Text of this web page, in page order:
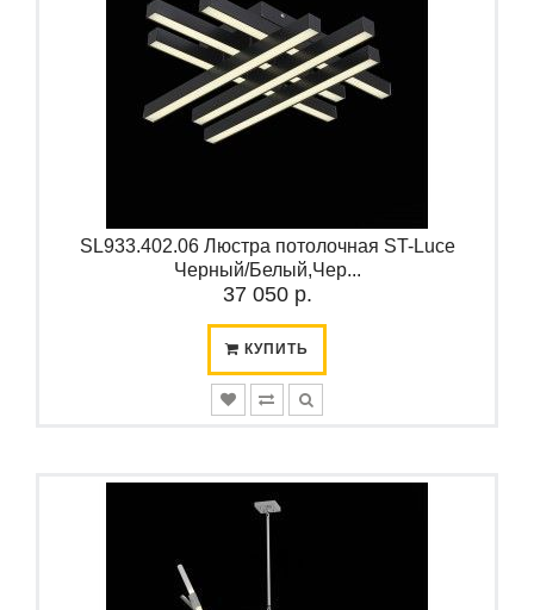
SL933.402.06 Люстра потолочная ST-Luce
Черный/Белый,Чер...
37 050 р.
КУПИТЬ